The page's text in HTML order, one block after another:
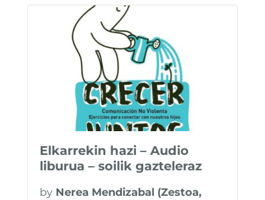
Elkarrekin hazi – Audio
liburua – soilik gazteleraz
by Nerea Mendizabal (Zestoa,